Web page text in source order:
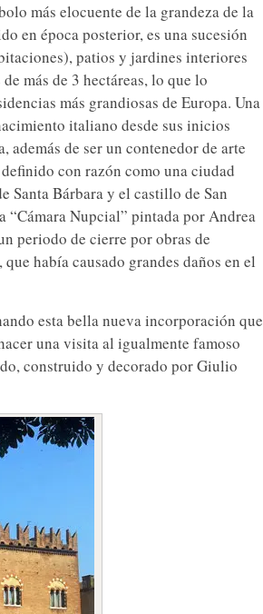
más elocuente de la grandeza de la
en época posterior, es una sucesión
patios y jardines interiores
más de 3 hectáreas, lo que lo
más grandiosas de Europa. Una
italiano desde sus inicios
además de ser un contenedor de arte
con razón como una ciudad
Santa Bárbara y el castillo de San
“Cámara Nupcial” pintada por Andrea
periodo de cierre por obras de
había causado grandes daños en el
esta bella nueva incorporación que
una visita al igualmente famoso
construido y decorado por Giulio